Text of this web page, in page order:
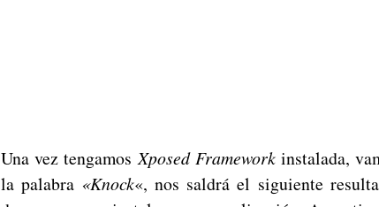
Una vez tengamos Xposed Frameworkinstalada,
la palabra «Knock«, nos saldrá el siguiente